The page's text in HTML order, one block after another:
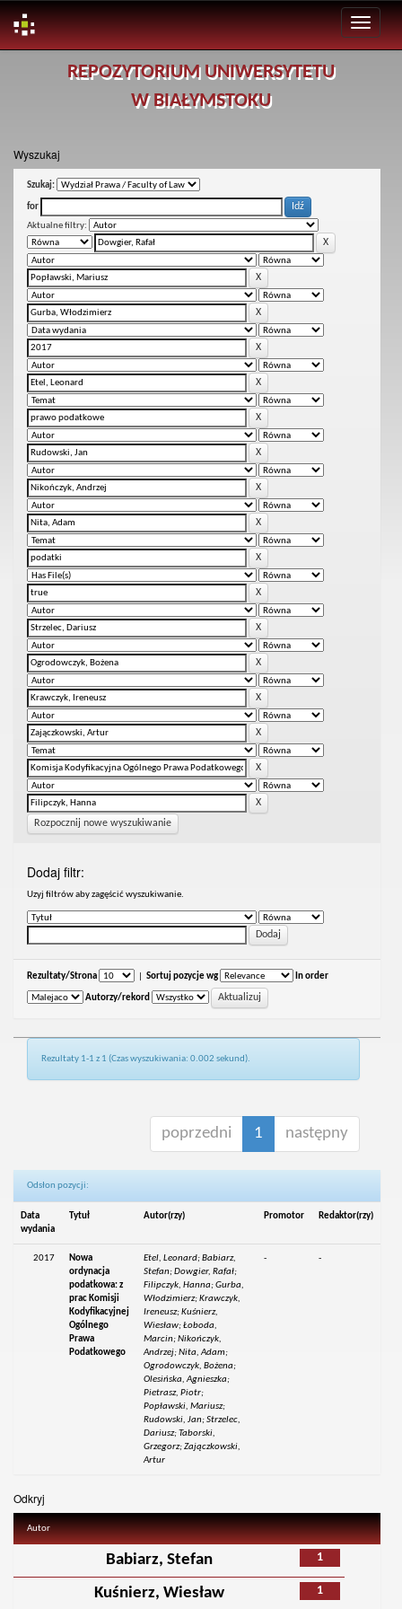
REPOZYTORIUM UNIWERSYTETU
W BIAŁYMSTOKU
Wyszukaj
Szukaj:
for
Aktualne filtry:
Rozpocznij nowe wyszukiwanie
Dodaj filtr:
Uzyj filtrów aby zagęścić wyszukiwanie.
Rezultaty/Strona Sortuj pozycje wg In order
Autorzy/rekord
Rezultaty 1-1 z 1 (Czas wyszukiwania: 0.002 sekund).
poprzedni 1 następny
Odsłon pozycji:
Data
wydania
Tytuł Autor(rzy) Promotor Redaktor(rzy)
2017
Nowa
ordynacja
podatkowa: z
prac Komisji
Kodyfikacyjnej
Ogólnego
Prawa
Podatkowego
Etel, Leonard; Babiarz,
Stefan; Dowgier, Rafał;
Filipczyk, Hanna; Gurba,
Włodzimierz; Krawczyk,
Ireneusz; Kuśnierz,
Wiesław; Łoboda,
Marcin; Nikończyk,
Andrzej; Nita, Adam;
Ogrodowczyk, Bożena;
Olesińska, Agnieszka;
Pietrasz, Piotr;
Popławski, Mariusz;
Rudowski, Jan; Strzelec,
Dariusz; Taborski,
Grzegorz; Zajączkowski,
Artur
- -
Odkryj
Autor
1
Babiarz, Stefan
1
Kuśnierz, Wiesław